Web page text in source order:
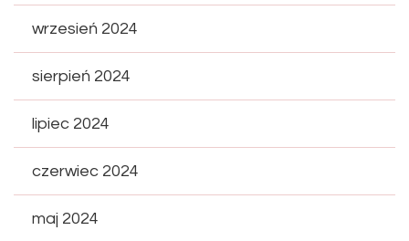
wrzesień 2024
sierpień 2024
lipiec 2024
czerwiec 2024
maj 2024